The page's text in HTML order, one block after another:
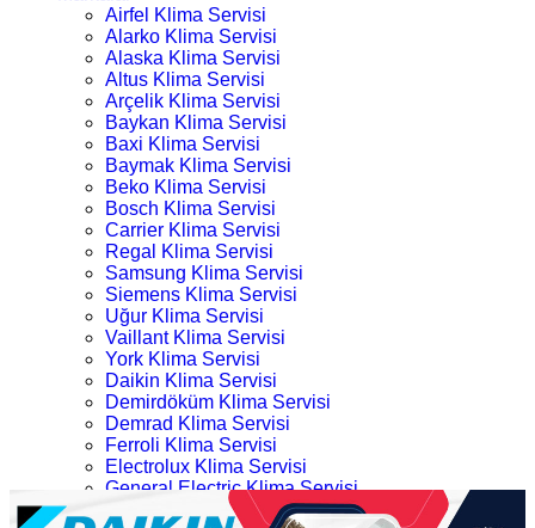
Airfel Klima Servisi
Alarko Klima Servisi
Alaska Klima Servisi
Altus Klima Servisi
Arçelik Klima Servisi
Baykan Klima Servisi
Baxi Klima Servisi
Baymak Klima Servisi
Beko Klima Servisi
Bosch Klima Servisi
Carrier Klima Servisi
Regal Klima Servisi
Samsung Klima Servisi
Siemens Klima Servisi
Uğur Klima Servisi
Vaillant Klima Servisi
York Klima Servisi
Daikin Klima Servisi
Demirdöküm Klima Servisi
Demrad Klima Servisi
Ferroli Klima Servisi
Electrolux Klima Servisi
General Electric Klima Servisi
LG Klima Servisi
Kartal Acil 724 Daikin Klima Servisi